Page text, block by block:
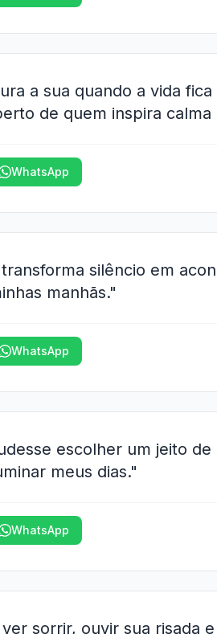
a sua quando a vida
de quem inspira calma
WhatsApp
silêncio em
manhãs."
WhatsApp
escolher um jeito
meus dias."
WhatsApp
sorrir, ouvir sua risada